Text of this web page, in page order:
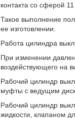
контакта со сферой
Такое выполнение
ее изготовлении.
Работа цилиндра
При изменении
воздействующего на
Рабочий цилиндр
муфты с ведущим
Рабочий цилиндр
жидкости, клапаном